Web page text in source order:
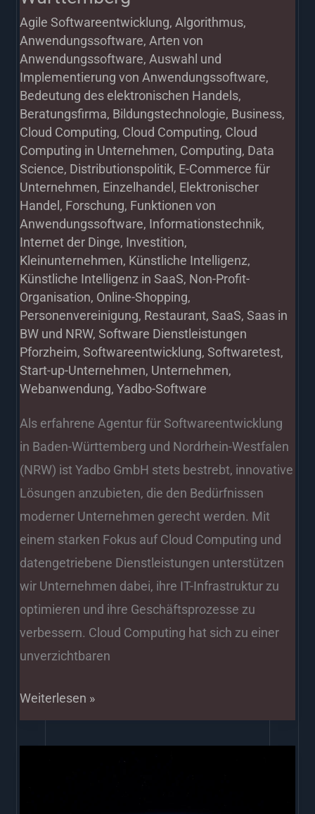
Agile Softwareentwicklung,Algorithmus,
Anwendungssoftware,Arten von
Anwendungssoftware,Auswahl und
Implementierung von Anwendungssoftware,
Bedeutung des elektronischen Handels,
Beratungsfirma, Bildungstechnologie, Business,
Cloud Computing, Cloud Computing, Cloud
Computing in Unternehmen, Computing, Data
Science, Distributionspolitik, E-Commerce für
Unternehmen, Einzelhandel , Elektronischer
Handel , Forschung, Funktionen von
Anwendungssoftware, Informationstechnik,
Internet der Dinge, Investition,
Kleinunternehmen, Künstliche Intelligenz,
Künstliche Intelligenz in SaaS, Non-Profit-
Organisation, Online-Shopping,
Personenvereinigung, Restaurant,SaaS,Saas in
BW und NRW,Software Dienstleistungen
Pforzheim,Softwareentwicklung,Softwaretest,
Start-up-Unternehmen, Unternehmen,
Webanwendung,Yadbo-Software
Als erfahrene Agentur für Softwareentwicklung
in Baden-Württemberg und Nordrhein-Westfalen
(NRW) ist Yadbo GmbH stets bestrebt, innovative
Lösungen anzubieten, die den Bedürfnissen
moderner Unternehmen gerecht werden. Mit
einem starken Fokus auf Cloud Computing und
datengetriebene Dienstleistungen unterstützen
wir Unternehmen dabei, ihre IT-Infrastruktur zu
optimieren und ihre Geschäftsprozesse zu
verbessern. Cloud Computing hat sich zu einer
unverzichtbaren
Württemberg
Weiterlesen »